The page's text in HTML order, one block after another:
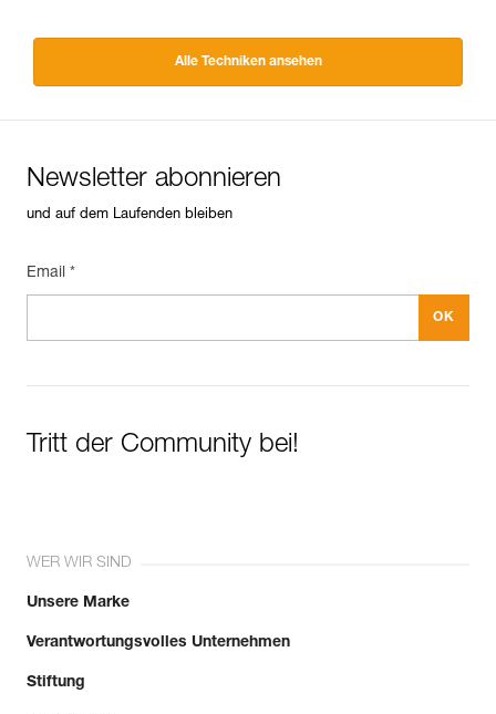
Alle Techniken ansehen
Newsletter abonnieren
und auf dem Laufenden bleiben
Email *
Tritt der Community bei!
WER WIR SIND
Unsere Marke
Verantwortungsvolles Unternehmen
Stiftung